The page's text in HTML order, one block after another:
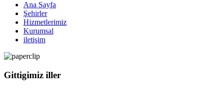
Ana Sayfa
Şehirler
Hizmetlerimiz
Kurumsal
iletişim
Gittigimiz iller